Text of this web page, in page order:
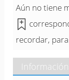
Aún no tiene
recordar,